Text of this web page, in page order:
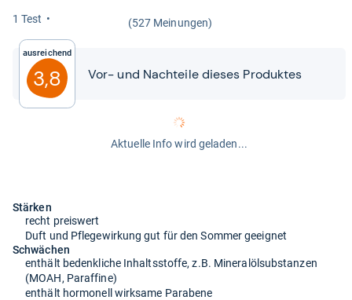
1 Test (527 Meinungen)
Ausreichend
3,8 Vor-​​ und Nach­teile die­ses Pro­duk­tes
Aktuelle Info wird geladen...
Stärken
recht preiswert
Duft und Pflegewirkung gut für den Sommer geeignet
Schwächen
enthält bedenkliche Inhaltsstoffe, z.B. Mineralölsubstanzen
(MOAH, Paraffine)
enthält hormonell wirksame Parabene